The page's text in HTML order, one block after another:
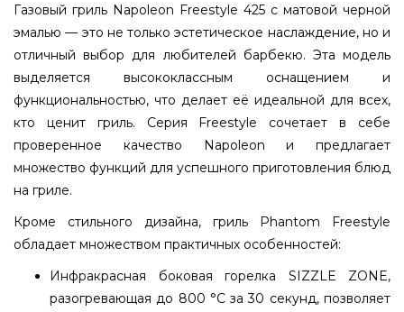
Газовый гриль Napoleon Freestyle 425 с матовой черной
эмалью — это не только эстетическое наслаждение, но и
отличный выбор для любителей барбекю. Эта модель
выделяется высококлассным оснащением и
функциональностью, что делает её идеальной для всех,
кто ценит гриль. Серия Freestyle сочетает в себе
проверенное качество Napoleon и предлагает
множество функций для успешного приготовления блюд
на гриле.
Кроме стильного дизайна, гриль Phantom Freestyle
обладает множеством практичных особенностей:
Инфракрасная боковая горелка SIZZLE ZONE,
разогревающая до 800 °C за 30 секунд, позволяет